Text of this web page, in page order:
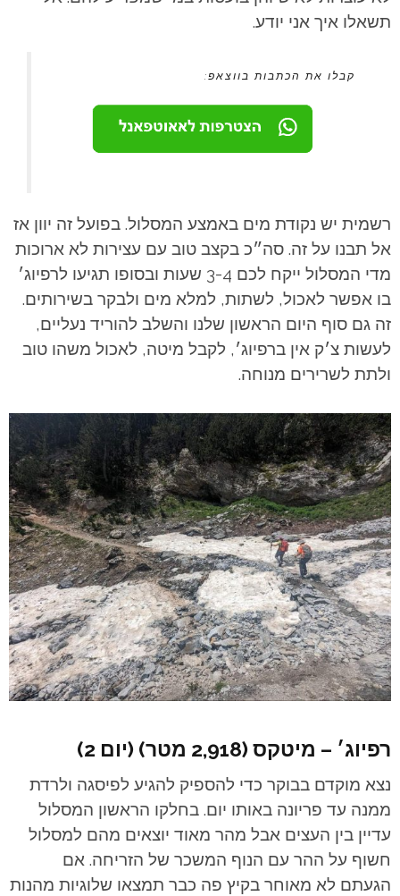
תשאלו איך אני יודע.
קבלו את הכתבות בווצאפ:
רשמית יש נקודת מים באמצע המסלול. בפועל זה יוון אז
אל תבנו על זה. סה״כ בקצב טוב עם עצירות לא ארוכות
מדי המסלול ייקח לכם 3-4 שעות ובסופו תגיעו לרפיוג׳
בו אפשר לאכול, לשתות, למלא מים ולבקר בשירותים.
זה גם סוף היום הראשון שלנו והשלב להוריד נעליים,
לעשות צ׳ק אין ברפיוג׳, לקבל מיטה, לאכול משהו טוב
ולתת לשרירים מנוחה.
רפיוג׳ – מיטקס (2,918 מטר) (יום 2)
נצא מוקדם בבוקר כדי להספיק להגיע לפיסגה ולרדת
ממנה עד פריונה באותו יום. בחלקו הראשון המסלול
עדיין בין העצים אבל מהר מאוד יוצאים מהם למסלול
חשוף על ההר עם הנוף המשכר של הזריחה. אם
הגעתם לא מאוחר בקיץ פה כבר תמצאו שלוגיות מהנות